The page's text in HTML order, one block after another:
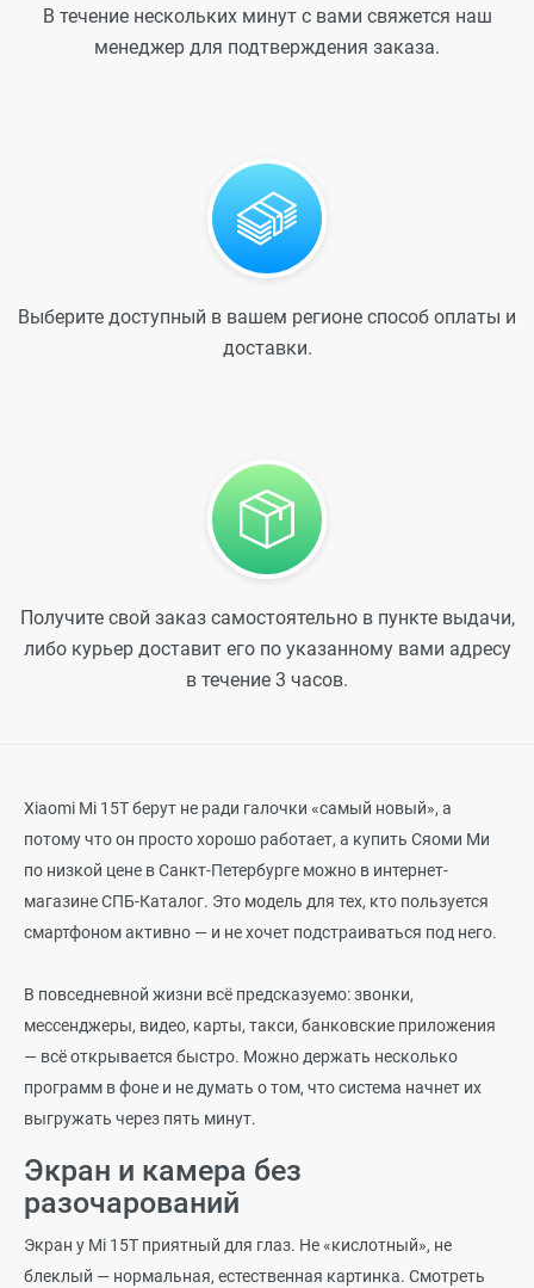
В течение нескольких минут с вами свяжется наш
менеджер для подтверждения заказа.
Выберите доступный в вашем регионе способ оплаты и
доставки.
Получите свой заказ самостоятельно в пункте выдачи,
либо курьер доставит его по указанному вами адресу
в течение 3 часов.
Xiaomi Mi 15T берут не ради галочки «самый новый», а
потому что он просто хорошо работает, а купить Сяоми Ми
по низкой цене в Санкт-Петербурге можно в интернет-
магазине СПБ-Каталог. Это модель для тех, кто пользуется
смартфоном активно — и не хочет подстраиваться под него.
В повседневной жизни всё предсказуемо: звонки,
мессенджеры, видео, карты, такси, банковские приложения
— всё открывается быстро. Можно держать несколько
программ в фоне и не думать о том, что система начнет их
выгружать через пять минут.
Экран и камера без
разочарований
Экран у Mi 15T приятный для глаз. Не «кислотный», не
блеклый — нормальная, естественная картинка. Смотреть